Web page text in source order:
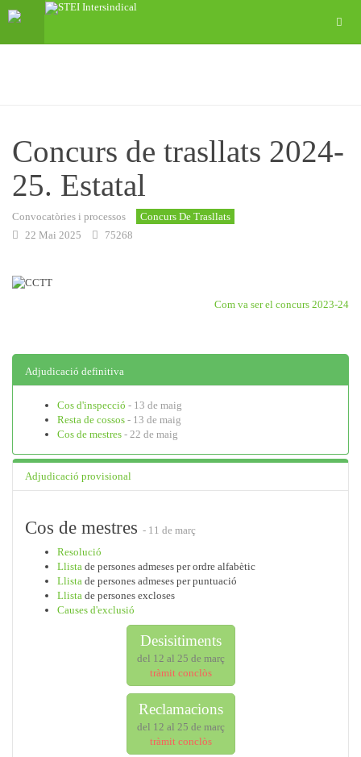
Concurs de trasllats 2024-
25. Estatal
Convocatòries i processos
Concurs De Trasllats
22 Mai 2025
75268
Com va ser el concurs 2023-24
Adjudicació definitiva
Cos d'inspecció - 13 de maig
Resta de cossos - 13 de maig
Cos de mestres - 22 de maig
Adjudicació provisional
Cos de mestres - 11 de març
Resolució
Llista de persones admeses per ordre alfabètic
Llista de persones admeses per puntuació
Llista de persones excloses
Causes d'exclusió
Desisitiments
del 12 al 25 de març
tràmit conclòs
Reclamacions
del 12 al 25 de març
tràmit conclòs